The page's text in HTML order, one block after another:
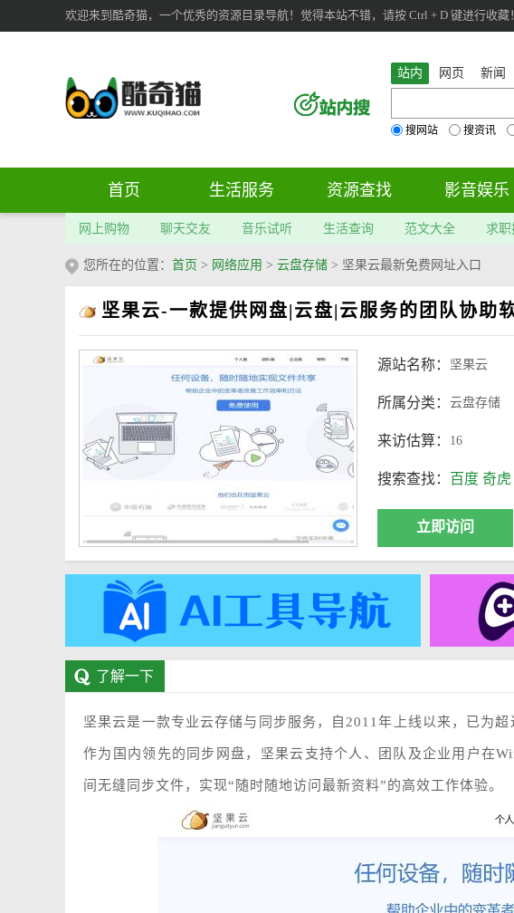
欢迎来到酷奇猫，一个优秀的资源目录导航！觉得本站不错，请按 Ctrl + D 键进行收藏
站内 网页 新闻
搜网站 搜资讯
首页 生活服务 资源查找 影音娱乐
网上购物 聊天交友 音乐试听 生活查询 范文大全 求
您所在的位置： 首页 > 网络应用 > 云盘存储 > 坚果云最新免费网址入口
坚果云-一款提供网盘|云盘|云服务的团队协助
源站名称： 坚果云
所属分类： 云盘存储
来访估算： 16
搜索查找： 百度 奇虎
立即访问
了解一下
坚果云是一款专业云存储与同步服务，自2011年上线以来，已为
作为国内领先的同步网盘，坚果云支持个人、团队及企业用户在
间无缝同步文件，实现“随时随地访问最新资料”的高效工作体验。